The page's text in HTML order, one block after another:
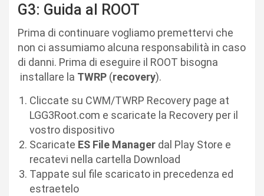
G3: Guida al ROOT
Prima di continuare vogliamo premettervi che
non ci assumiamo alcuna responsabilità in caso
di danni. Prima di eseguire il ROOT bisogna
installare la TWRP (recovery).
Cliccate su CWM/TWRP Recovery page at
LGG3Root.com e scaricate la Recovery per il
vostro dispositivo
Scaricate ES File Manager dal Play Store e
recatevi nella cartella Download
Tappate sul file scaricato in precedenza ed
estraetelo